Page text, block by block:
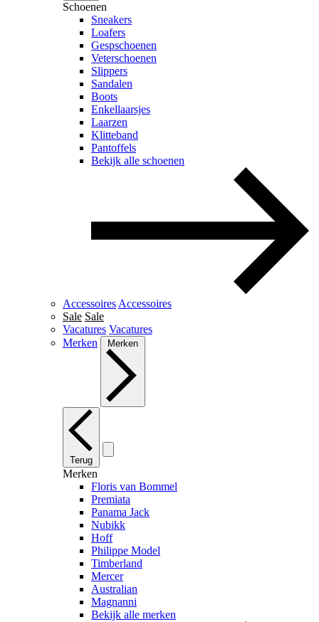
Schoenen
Sneakers
Loafers
Gespschoenen
Veterschoenen
Slippers
Sandalen
Boots
Enkellaarsjes
Laarzen
Klitteband
Pantoffels
Bekijk alle schoenen
Accessoires Accessoires
Sale Sale
Vacatures Vacatures
Merken
Merken
Terug
Merken
Floris van Bommel
Premiata
Panama Jack
Nubikk
Hoff
Philippe Model
Timberland
Mercer
Australian
Magnanni
Bekijk alle merken